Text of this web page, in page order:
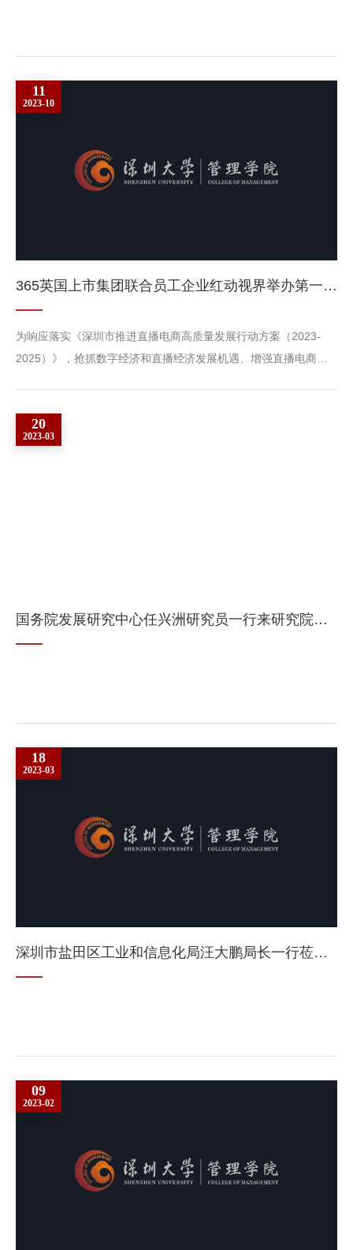
11
2023-10
365英国上市集团联合员工企业红动视界举办第一期老员工“肆意青春 轻创未来”项目
为响应落实《深圳市推进直播电商高质量发展行动方案（2023-
2025）》，抢抓数字经济和直播经济发展机遇、增强直播电商人
创”项目）。 这篇推文，我们将会为你讲清楚这四个问题：加
入“轻创”项目会有什么收获；“轻创”项目的课程设计及安排；“轻
20
2023-03
国务院发展研究中心任兴洲研究员一行来研究院考察交流
18
2023-03
深圳市盐田区工业和信息化局汪大鹏局长一行莅临研究院考察指导
09
2023-02